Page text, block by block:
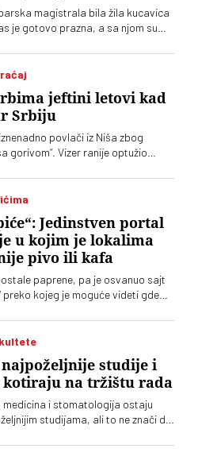
magistrala bila žila kucavica
je gotovo prazna, a sa njom su
nakon dolaska autoputa Miloš
kažu da se njihova varoš nije
tačke
jeftini letovi kad
Srbiju
povlači iz Niša zbog
gorivom“. Vizer ranije optužio
Jedinstven portal
u kojim je lokalima
pivo ili kafa
paprene, pa je osvanuo sajt
preko kojeg je moguće videti gde
najpoželjnije studije i
kotiraju na tržištu rada
medicina i stomatologija ostaju
studijama, ali to ne znači da
pokazuje da su potrebe